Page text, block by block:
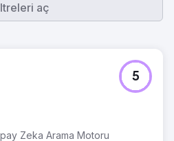
aç
Zeka Arama Motoru
5